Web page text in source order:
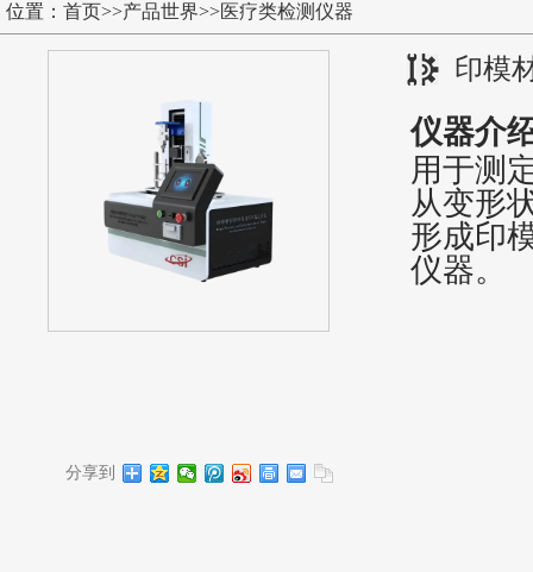
位置： 首页>>产品世界>>医疗类检测仪器
印模
分享到
仪器介
用于测
从变形
形成印
仪器。